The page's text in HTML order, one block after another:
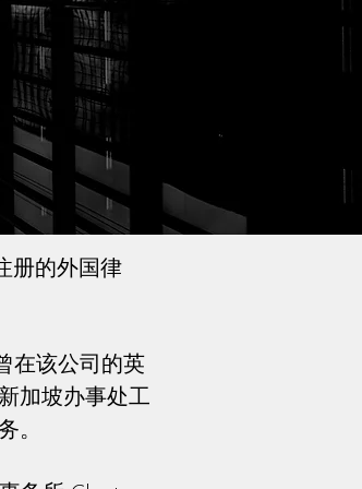
册的外国律
在该公司的英
加坡办事处工
。